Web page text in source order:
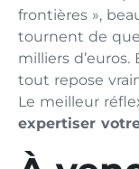
frontières »,
tournent de
milliers
tout repose
Le meilleur
expertiser